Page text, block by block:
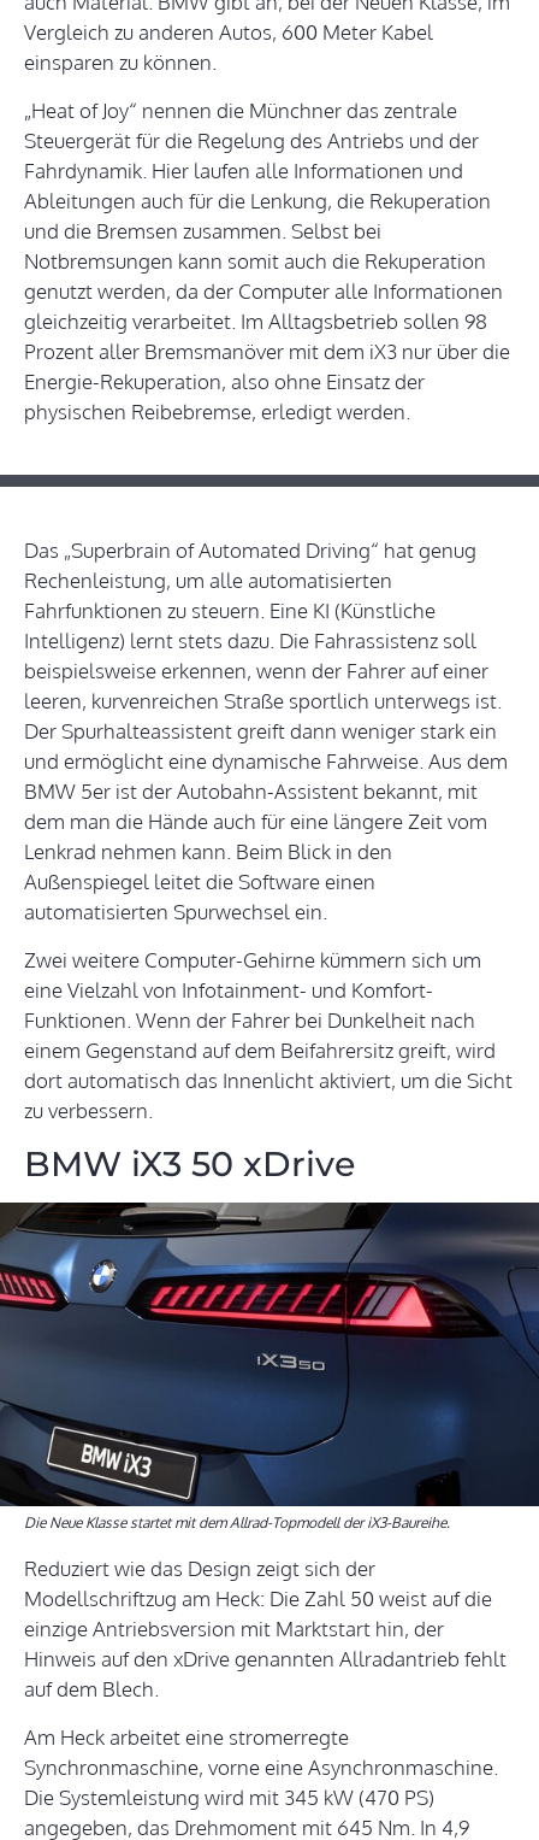
Vergleich zu anderen Autos, 600 Meter Kabel
einsparen zu können.
„Heat of Joy“ nennen die Münchner das zentrale
Steuergerät für die Regelung des Antriebs und der
Fahrdynamik. Hier laufen alle Informationen und
Ableitungen auch für die Lenkung, die Rekuperation
und die Bremsen zusammen. Selbst bei
Notbremsungen kann somit auch die Rekuperation
genutzt werden, da der Computer alle Informationen
gleichzeitig verarbeitet. Im Alltagsbetrieb sollen 98
Prozent aller Bremsmanöver mit dem iX3 nur über die
Energie-Rekuperation, also ohne Einsatz der
physischen Reibebremse, erledigt werden.
Das „Superbrain of Automated Driving“ hat genug
Rechenleistung, um alle automatisierten
Fahrfunktionen zu steuern. Eine KI (Künstliche
Intelligenz) lernt stets dazu. Die Fahrassistenz soll
beispielsweise erkennen, wenn der Fahrer auf einer
leeren, kurvenreichen Straße sportlich unterwegs ist.
Der Spurhalteassistent greift dann weniger stark ein
und ermöglicht eine dynamische Fahrweise. Aus dem
BMW 5er ist der Autobahn-Assistent bekannt, mit
dem man die Hände auch für eine längere Zeit vom
Lenkrad nehmen kann. Beim Blick in den
Außenspiegel leitet die Software einen
automatisierten Spurwechsel ein.
Zwei weitere Computer-Gehirne kümmern sich um
eine Vielzahl von Infotainment- und Komfort-
Funktionen. Wenn der Fahrer bei Dunkelheit nach
einem Gegenstand auf dem Beifahrersitz greift, wird
dort automatisch das Innenlicht aktiviert, um die Sicht
zu verbessern.
BMW iX3 50 xDrive
Die Neue Klasse startet mit dem Allrad-Topmodell der iX3-Baureihe.
Reduziert wie das Design zeigt sich der
Modellschriftzug am Heck: Die Zahl 50 weist auf die
einzige Antriebsversion mit Marktstart hin, der
Hinweis auf den xDrive genannten Allradantrieb fehlt
auf dem Blech.
Am Heck arbeitet eine stromerregte
Synchronmaschine, vorne eine Asynchronmaschine.
Die Systemleistung wird mit 345 kW (470 PS)
angegeben, das Drehmoment mit 645 Nm. In 4,9